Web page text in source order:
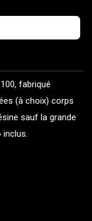
fabriqué
(à choix) corps
sauf la grande
inclus.